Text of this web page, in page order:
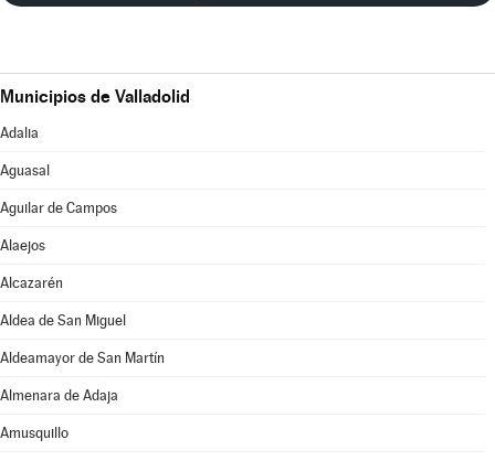
Municipios de Valladolid
Adalia
Aguasal
Aguilar de Campos
Alaejos
Alcazarén
Aldea de San Miguel
Aldeamayor de San Martín
Almenara de Adaja
Amusquillo